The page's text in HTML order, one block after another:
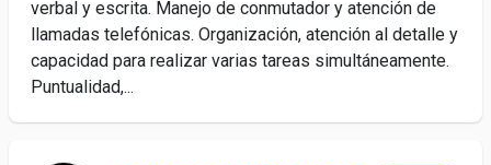
verbal y escrita. Manejo de conmutador y atención de
llamadas telefónicas. Organización, atención al detalle y
capacidad para realizar varias tareas simultáneamente.
Puntualidad,...